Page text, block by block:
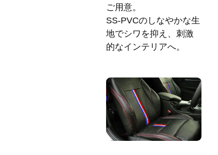
ご用意。
SS-PVCのしなやかな生
地でシワを抑え、刺激
的なインテリアへ。